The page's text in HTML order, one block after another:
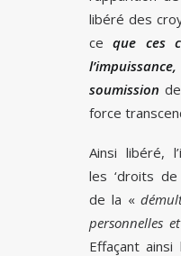
libéré des
ceque ces
soumission
force
Ainsi libéré,
les ‘droits de
de la «
personnelles
Effaçant